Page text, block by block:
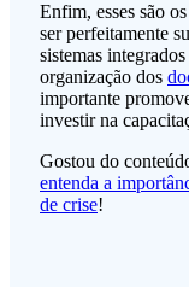
Enfim, esses são
ser perfeitamente
sistemas
organização dos
importante
investir na
Gostou do
entenda a
de crise!